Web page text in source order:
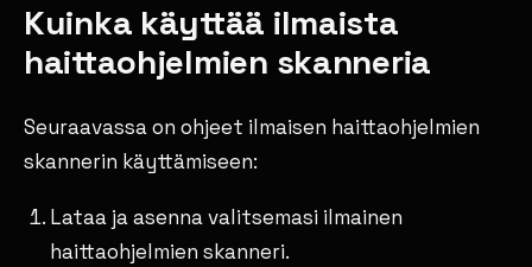
Kuinka käyttää ilmaista
haittaohjelmien skanneria
Seuraavassa on ohjeet ilmaisen haittaohjelmien
skannerin käyttämiseen:
Lataa ja asenna valitsemasi ilmainen
haittaohjelmien skanneri.